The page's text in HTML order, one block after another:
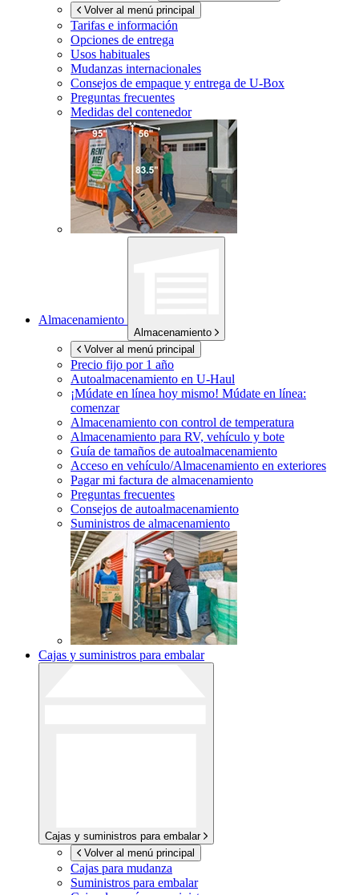
Volver al menú principal
Tarifas e información
Opciones de entrega
Usos habituales
Mudanzas internacionales
Consejos de empaque y entrega de U-Box
Preguntas frecuentes
Medidas del contenedor
Almacenamiento
Almacenamiento
Volver al menú principal
Precio fijo por 1 año
Autoalmacenamiento en U-Haul
¡Múdate en línea hoy mismo! Múdate en línea:
comenzar
Almacenamiento con control de temperatura
Almacenamiento para RV, vehículo y bote
Guía de tamaños de autoalmacenamiento
Acceso en vehículo/Almacenamiento en exteriores
Pagar mi factura de almacenamiento
Preguntas frecuentes
Consejos de autoalmacenamiento
Suministros de almacenamiento
Cajas y suministros para embalar
Cajas y suministros para embalar
Volver al menú principal
Cajas para mudanza
Suministros para embalar